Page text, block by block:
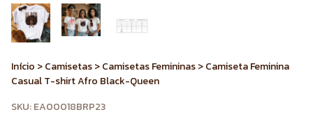
Início >Camisetas>Camisetas Femininas>Camiseta Feminina
Casual T-shirt Afro Black-Queen
SKU:EA00018BRP23